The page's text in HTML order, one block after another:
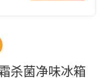
杀菌净味冰箱